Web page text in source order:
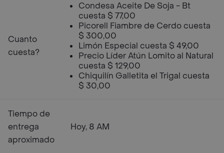
Cuanto
cuesta?
Condesa Aceite De Soja - Bt
cuesta $ 77,00
Picorell Fiambre de Cerdo cuesta
$ 300,00
Limón Especial cuesta $ 49,00
Precio Líder Atún Lomito al Natural
cuesta $ 129,00
Chiquilín Galletita el Trigal cuesta
$ 30,00
Tiempo de
entrega
aproximado
Hoy, 8 AM